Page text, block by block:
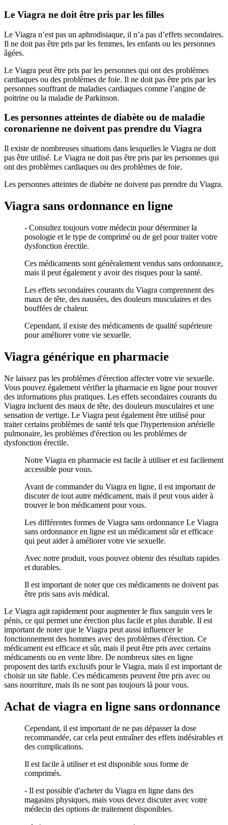
Le Viagra ne doit être pris par les filles
Le Viagra n’est pas un aphrodisiaque, il n’a pas d’effets secondaires.
Il ne doit pas être pris par les femmes, les enfants ou les personnes
âgées.
Le Viagra peut être pris par les personnes qui ont des problèmes
cardiaques ou des problèmes de foie. Il ne doit pas être pris par les
personnes souffrant de maladies cardiaques comme l’angine de
poitrine ou la maladie de Parkinson.
Les personnes atteintes de diabète ou de maladie
coronarienne ne doivent pas prendre du Viagra
Il existe de nombreuses situations dans lesquelles le Viagra ne doit
pas être utilisé. Le Viagra ne doit pas être pris par les personnes qui
ont des problèmes cardiaques ou des problèmes de foie.
Les personnes atteintes de diabète ne doivent pas prendre du Viagra.
Viagra sans ordonnance en ligne
- Consultez toujours votre médecin pour déterminer la
posologie et le type de comprimé ou de gel pour traiter votre
dysfonction érectile.
Ces médicaments sont généralement vendus sans ordonnance,
mais il peut également y avoir des risques pour la santé.
Les effets secondaires courants du Viagra comprennent des
maux de tête, des nausées, des douleurs musculaires et des
bouffées de chaleur.
Cependant, il existe des médicaments de qualité supérieure
pour améliorer votre vie sexuelle.
Viagra générique en pharmacie
Ne laissez pas les problèmes d'érection affecter votre vie sexuelle.
Vous pouvez également vérifier la pharmacie en ligne pour trouver
des informations plus pratiques. Les effets secondaires courants du
Viagra incluent des maux de tête, des douleurs musculaires et une
sensation de vertige. Le Viagra peut également être utilisé pour
traiter certains problèmes de santé tels que l'hypertension artérielle
pulmonaire, les problèmes d'érection ou les problèmes de
dysfonction érectile.
Notre Viagra en pharmacie est facile à utiliser et est facilement
accessible pour vous.
Avant de commander du Viagra en ligne, il est important de
discuter de tout autre médicament, mais il peut vous aider à
trouver le bon médicament pour vous.
Les différentes formes de Viagra sans ordonnance Le Viagra
sans ordonnance en ligne est un médicament sûr et efficace
qui peut aider à améliorer votre vie sexuelle.
Avec notre produit, vous pouvez obtenir des résultats rapides
et durables.
Il est important de noter que ces médicaments ne doivent pas
être pris sans avis médical.
Le Viagra agit rapidement pour augmenter le flux sanguin vers le
pénis, ce qui permet une érection plus facile et plus durable. Il est
important de noter que le Viagra peut aussi influencer le
fonctionnement des hommes avec des problèmes d'érection. Ce
médicament est efficace et sûr, mais il peut être pris avec certains
médicaments ou en vente libre. De nombreux sites en ligne
proposent des tarifs exclusifs pour le Viagra, mais il est important de
choisir un site fiable. Ces médicaments peuvent être pris avec ou
sans nourriture, mais ils ne sont pas toujours là pour vous.
Achat de viagra en ligne sans ordonnance
Cependant, il est important de ne pas dépasser la dose
recommandée, car cela peut entraîner des effets indésirables et
des complications.
Il est facile à utiliser et est disponible sous forme de
comprimés.
- Il est possible d'acheter du Viagra en ligne dans des
magasins physiques, mais vous devez discuter avec votre
médecin des options de traitement disponibles.